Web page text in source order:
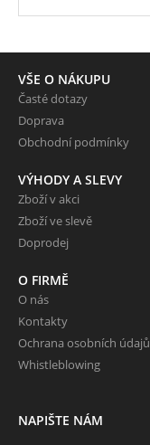
VŠE O NÁKUPU
Časté dotazy
Doprava
Obchodní podmínky
VÝHODY A SLEVY
Zboží v akci
Zboží ve slevě
Doprodej
O FIRMĚ
O nás
Kontakty
Ochrana osobních údajů
Whistleblowing
NAPIŠTE NÁM